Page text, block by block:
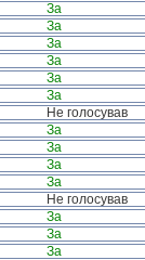
За
За
За
За
За
За
Не голосував
За
За
За
За
Не голосував
За
За
За